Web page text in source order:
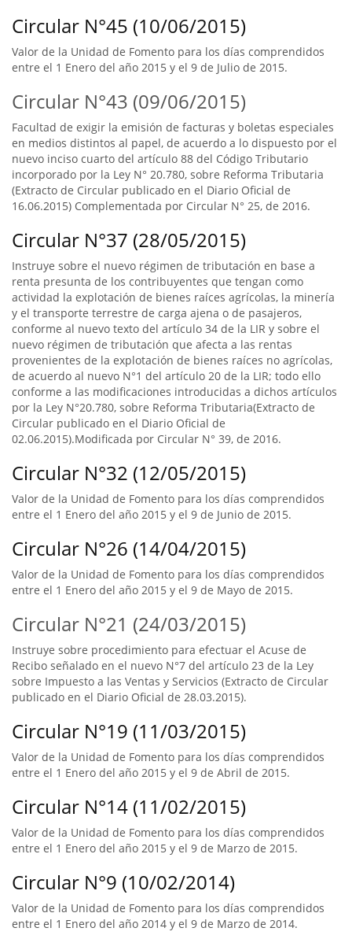
Circular N°45 (10/06/2015)
Valor de la Unidad de Fomento para los días comprendidos
entre el 1 Enero del año 2015 y el 9 de Julio de 2015.
Circular N°43 (09/06/2015)
Facultad de exigir la emisión de facturas y boletas especiales
en medios distintos al papel, de acuerdo a lo dispuesto por el
nuevo inciso cuarto del artículo 88 del Código Tributario
incorporado por la Ley N° 20.780, sobre Reforma Tributaria
(Extracto de Circular publicado en el Diario Oficial de
16.06.2015) Complementada por Circular N° 25, de 2016.
Circular N°37 (28/05/2015)
Instruye sobre el nuevo régimen de tributación en base a
renta presunta de los contribuyentes que tengan como
actividad la explotación de bienes raíces agrícolas, la minería
y el transporte terrestre de carga ajena o de pasajeros,
conforme al nuevo texto del artículo 34 de la LIR y sobre el
nuevo régimen de tributación que afecta a las rentas
provenientes de la explotación de bienes raíces no agrícolas,
de acuerdo al nuevo N°1 del artículo 20 de la LIR; todo ello
conforme a las modificaciones introducidas a dichos artículos
por la Ley N°20.780, sobre Reforma Tributaria(Extracto de
Circular publicado en el Diario Oficial de
02.06.2015).Modificada por Circular N° 39, de 2016.
Circular N°32 (12/05/2015)
Valor de la Unidad de Fomento para los días comprendidos
entre el 1 Enero del año 2015 y el 9 de Junio de 2015.
Circular N°26 (14/04/2015)
Valor de la Unidad de Fomento para los días comprendidos
entre el 1 Enero del año 2015 y el 9 de Mayo de 2015.
Circular N°21 (24/03/2015)
Instruye sobre procedimiento para efectuar el Acuse de
Recibo señalado en el nuevo N°7 del artículo 23 de la Ley
sobre Impuesto a las Ventas y Servicios (Extracto de Circular
publicado en el Diario Oficial de 28.03.2015).
Circular N°19 (11/03/2015)
Valor de la Unidad de Fomento para los días comprendidos
entre el 1 Enero del año 2015 y el 9 de Abril de 2015.
Circular N°14 (11/02/2015)
Valor de la Unidad de Fomento para los días comprendidos
entre el 1 Enero del año 2015 y el 9 de Marzo de 2015.
Circular N°9 (10/02/2014)
Valor de la Unidad de Fomento para los días comprendidos
entre el 1 Enero del año 2014 y el 9 de Marzo de 2014.